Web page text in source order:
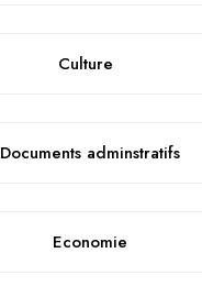
Culture
Documents adminstratifs
Economie